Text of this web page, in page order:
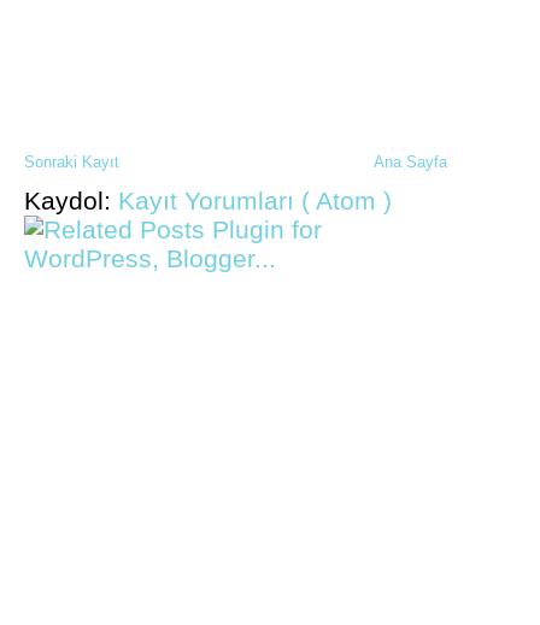
Sonraki Kayıt Ana Sayfa
Kaydol: Kayıt Yorumları ( Atom )